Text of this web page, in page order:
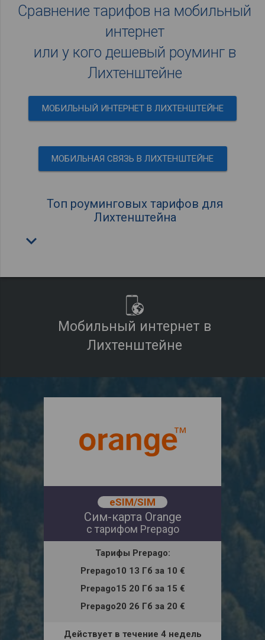
Сравнение тарифов на мобильный
интернет
или у кого дешевый роуминг в
Лихтенштейне
МОБИЛЬНЫЙ ИНТЕРНЕТ В ЛИХТЕНШТЕЙНЕ
МОБИЛЬНАЯ СВЯЗЬ В ЛИХТЕНШТЕЙНЕ
Топ роуминговых тарифов для
Лихтенштейна
keyboard_arrow_down
Мобильный интернет в
Лихтенштейне
eSIM/SIM
Сим-карта Orange
с тарифом Prepago
Тарифы Prepago:
Prepago10 13 Гб за10 €
Prepago15 20 Гб за15 €
Prepago20 26 Гб за20 €
Действует в течение 4 недель